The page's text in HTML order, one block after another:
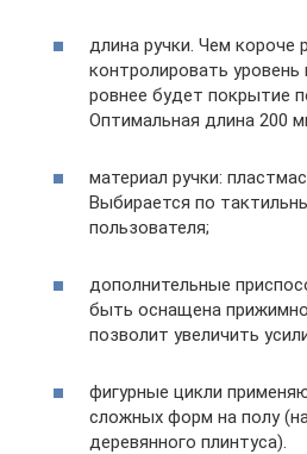
длина ручки. Чем короче
контролировать
ровнее будет покрытие
Оптимальная длина 200
материал ручки:
Выбирается по
пользователя;
дополнительные
быть оснащена
позволит увеличить
фигурные цикли
сложных форм на полу
деревянного плинтуса).